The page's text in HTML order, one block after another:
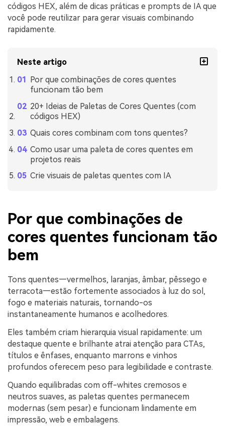
códigos HEX, além de dicas práticas e prompts de IA que
você pode reutilizar para gerar visuais combinando
rapidamente.
Neste artigo
Por que combinações de cores quentes
funcionam tão bem
20+ Ideias de Paletas de Cores Quentes (com
códigos HEX)
Quais cores combinam com tons quentes?
Como usar uma paleta de cores quentes em
projetos reais
Crie visuais de paletas quentes com IA
Por que combinações de
cores quentes funcionam tão
bem
Tons quentes—vermelhos, laranjas, âmbar, pêssego e
terracota—estão fortemente associados à luz do sol,
fogo e materiais naturais, tornando-os
instantaneamente humanos e acolhedores.
Eles também criam hierarquia visual rapidamente: um
destaque quente e brilhante atrai atenção para CTAs,
títulos e ênfases, enquanto marrons e vinhos
profundos oferecem peso para legibilidade e contraste.
Quando equilibradas com off-whites cremosos e
neutros suaves, as paletas quentes permanecem
modernas (sem pesar) e funcionam lindamente em
impressão, web e embalagens.